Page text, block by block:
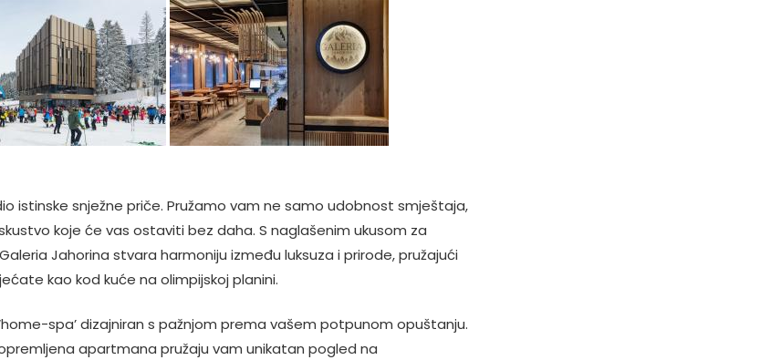
istinske snježne priče. Pružamo vam ne samo udobnost smještaja,
koje će vas ostaviti bez daha. S naglašenim ukusom za
Jahorina stvara harmoniju između luksuza i prirode, pružajući
kao kod kuće na olimpijskoj planini.
‘home-spa’ dizajniran s pažnjom prema vašem potpunom opuštanju.
apartmana pružaju vam unikatan pogled na